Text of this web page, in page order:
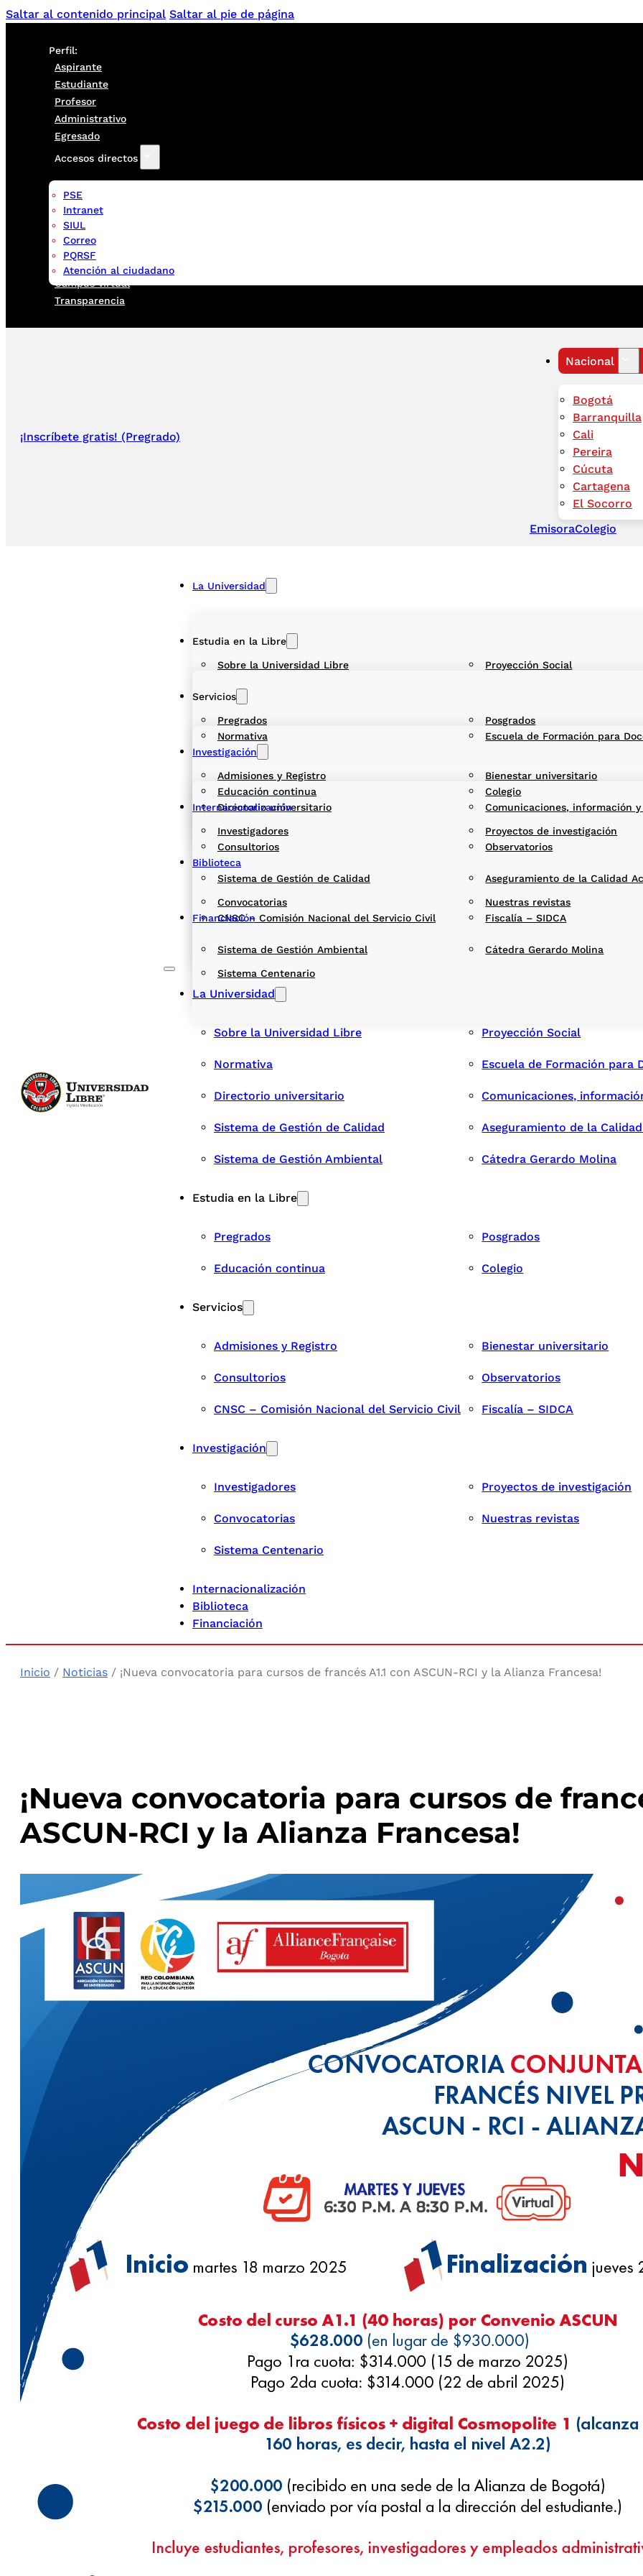
Saltar al contenido principal Saltar al pie de página
Perfil:
Aspirante
Estudiante
Profesor
Administrativo
Egresado
Accesos directos
PSE
Intranet
SIUL
Correo
PQRSF
Atención al ciudadano
Campus virtual
Transparencia
¡Inscríbete gratis! (Pregrado)
Nacional
Bogotá
Barranquilla
Cali
Pereira
Cúcuta
Cartagena
El Socorro
EmisoraColegio
La Universidad
Sobre la Universidad Libre Proyección Social
Normativa Escuela de Formación para
Directorio universitario Comunicaciones, información y
Sistema de Gestión de Calidad Aseguramiento de la Calidad
Sistema de Gestión Ambiental Cátedra Gerardo Molina
Estudia en la Libre
Pregrados Posgrados
Educación continua Colegio
Servicios
Admisiones y Registro Bienestar universitario
Consultorios Observatorios
CNSC – Comisión Nacional del Servicio Civil Fiscalía – SIDCA
Investigación
Investigadores Proyectos de investigación
Convocatorias Nuestras revistas
Sistema Centenario
Internacionalización
Biblioteca
Financiación
La Universidad
Sobre la Universidad Libre Proyección Social
Normativa Escuela de Formación para
Directorio universitario Comunicaciones,
Sistema de Gestión de Calidad Aseguramiento de la
Sistema de Gestión Ambiental Cátedra Gerardo Molina
Estudia en la Libre
Pregrados Posgrados
Educación continua Colegio
Servicios
Admisiones y Registro Bienestar universitario
Consultorios Observatorios
CNSC – Comisión Nacional del Servicio Civil Fiscalía – SIDCA
Investigación
Investigadores Proyectos de investigación
Convocatorias Nuestras revistas
Sistema Centenario
Internacionalización
Biblioteca
Financiación
Inicio / Noticias / ¡Nueva convocatoria para cursos de francés A1.1 con ASCUN-RCI y la Alianza Francesa!
¡Nueva convocatoria para cursos de
ASCUN-RCI y la Alianza Francesa!